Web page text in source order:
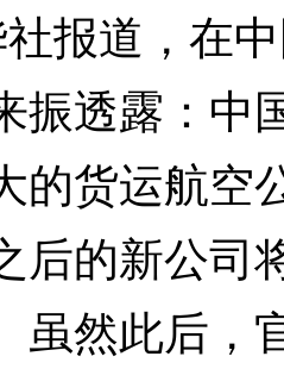
报道，在
振透露：中
的货运航空
后的新公司
虽然此后，